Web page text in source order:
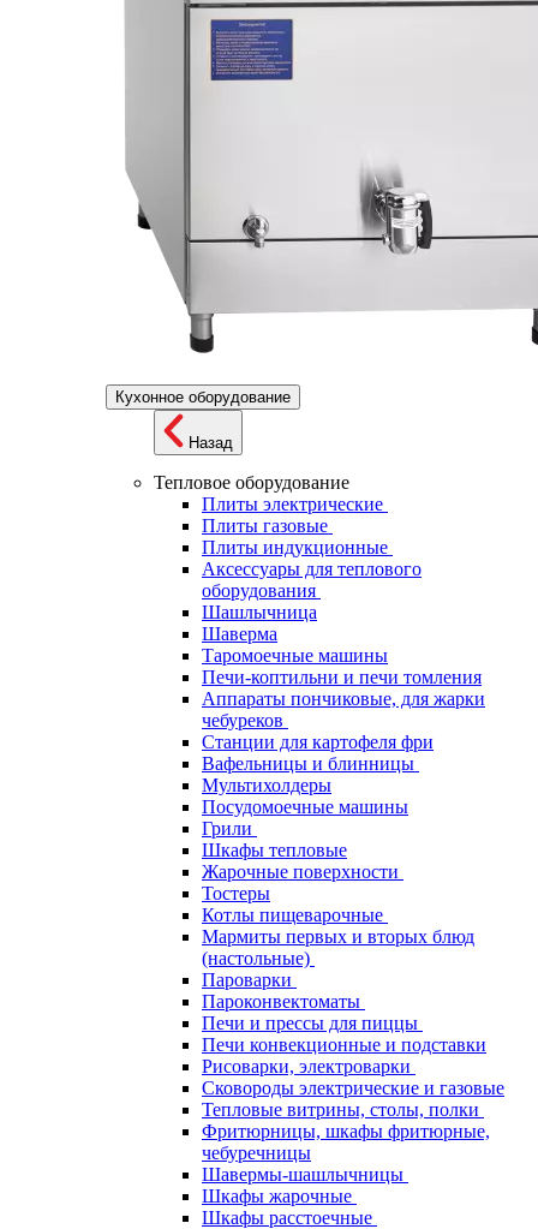
Кухонное оборудование
Назад
Тепловое оборудование
Плиты электрические
Плиты газовые
Плиты индукционные
Аксессуары для теплового
оборудования
Шашлычница
Шаверма
Таромоечные машины
Печи-коптильни и печи томления
Аппараты пончиковые, для жарки
чебуреков
Станции для картофеля фри
Вафельницы и блинницы
Мультихолдеры
Посудомоечные машины
Грили
Шкафы тепловые
Жарочные поверхности
Тостеры
Котлы пищеварочные
Мармиты первых и вторых блюд
(настольные)
Пароварки
Пароконвектоматы
Печи и прессы для пиццы
Печи конвекционные и подставки
Рисоварки, электроварки
Сковороды электрические и газовые
Тепловые витрины, столы, полки
Фритюрницы, шкафы фритюрные,
чебуречницы
Шавермы-шашлычницы
Шкафы жарочные
Шкафы расстоечные